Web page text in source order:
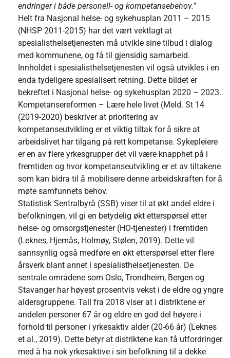
endringer i både personell- og kompetansebehov."
Helt fra Nasjonal helse- og sykehusplan 2011 – 2015
(NHSP 2011-2015) har det vært vektlagt at
spesialisthelsetjenesten må utvikle sine tilbud i dialog
med kommunene, og få til gjensidig samarbeid.
Innholdet i spesialisthelsetjenesten vil også utvikles i en
enda tydeligere spesialisert retning. Dette bildet er
bekreftet i Nasjonal helse- og sykehusplan 2020 – 2023.
Kompetansereformen – Lære hele livet (Meld. St 14
(2019-2020) beskriver at prioritering av
kompetanseutvikling er et viktig tiltak for å sikre at
arbeidslivet har tilgang på rett kompetanse. Sykepleiere
er en av flere yrkesgrupper det vil være knapphet på i
fremtiden og hvor kompetanseutvikling er et av tiltakene
som kan bidra til å mobilisere denne arbeidskraften for å
møte samfunnets behov.
Statistisk Sentralbyrå (SSB) viser til at økt andel eldre i
befolkningen, vil gi en betydelig økt etterspørsel etter
helse- og omsorgstjenester (HO-tjenester) i fremtiden
(Leknes, Hjemås, Holmøy, Stølen, 2019). Dette vil
sannsynlig også medføre en økt etterspørsel etter flere
årsverk blant annet i spesialisthelsetjenesten. De
sentrale områdene som Oslo, Trondheim, Bergen og
Stavanger har høyest prosentvis vekst i de eldre og yngre
aldersgruppene. Tall fra 2018 viser at i distriktene er
andelen personer 67 år og eldre en god del høyere i
forhold til personer i yrkesaktiv alder (20-66 år) (Leknes
et al., 2019). Dette betyr at distriktene kan få utfordringer
med å ha nok yrkesaktive i sin befolkning til å dekke